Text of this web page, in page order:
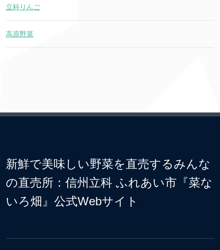
立科りんご
高原野菜
新鮮で美味しい野菜を直売するみんな
の直売所：信州立科 ふれあい市『菜な
いろ畑』公式Webサイト